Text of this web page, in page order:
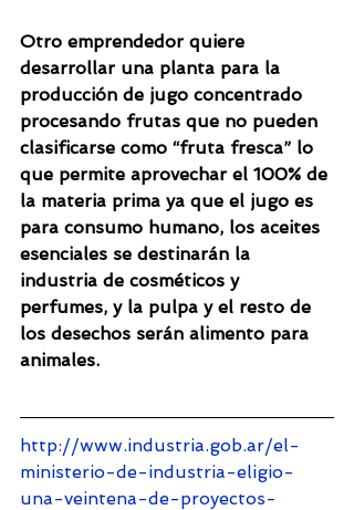
Otro emprendedor quiere
desarrollar una planta para la
producción de jugo concentrado
procesando frutas que no pueden
clasificarse como “fruta fresca” lo
que permite aprovechar el 100% de
la materia prima ya que el jugo es
para consumo humano, los aceites
esenciales se destinarán la
industria de cosméticos y
perfumes, y la pulpa y el resto de
los desechos serán alimento para
animales.
http://www.industria.gob.ar/el-
ministerio-de-industria-eligio-
una-veintena-de-proyectos-